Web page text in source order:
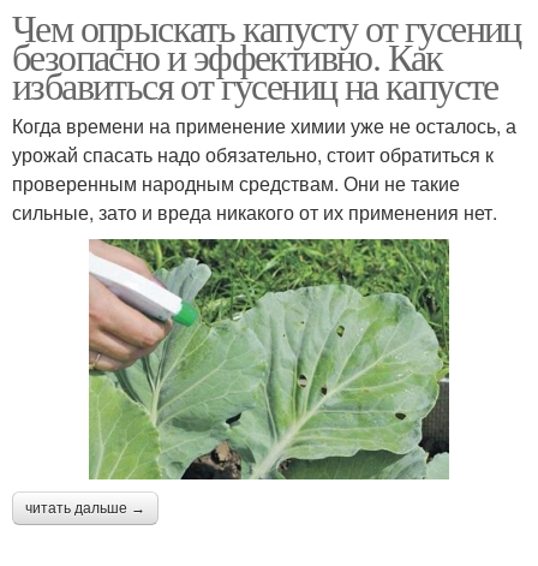
Чем опрыскать капусту от гусениц
безопасно и эффективно. Как
избавиться от гусениц на капусте
Когда времени на применение химии уже не осталось, а
урожай спасать надо обязательно, стоит обратиться к
проверенным народным средствам. Они не такие
сильные, зато и вреда никакого от их применения нет.
читать дальше →